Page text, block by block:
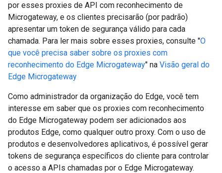
por esses proxies de API com reconhecimento de
Microgateway, e os clientes precisarão (por padrão)
apresentar um token de segurança válido para cada
chamada. Para ler mais sobre esses proxies, consulte "O
que você precisa saber sobre os proxies com
reconhecimento do Edge Microgateway" na Visão geral do
Edge Microgateway
Como administrador da organização do Edge, você tem
interesse em saber que os proxies com reconhecimento
do Edge Microgateway podem ser adicionados aos
produtos Edge, como qualquer outro proxy. Com o uso de
produtos e desenvolvedores aplicativos, é possível gerar
tokens de segurança específicos do cliente para controlar
o acesso a APIs chamadas por o Edge Microgateway.